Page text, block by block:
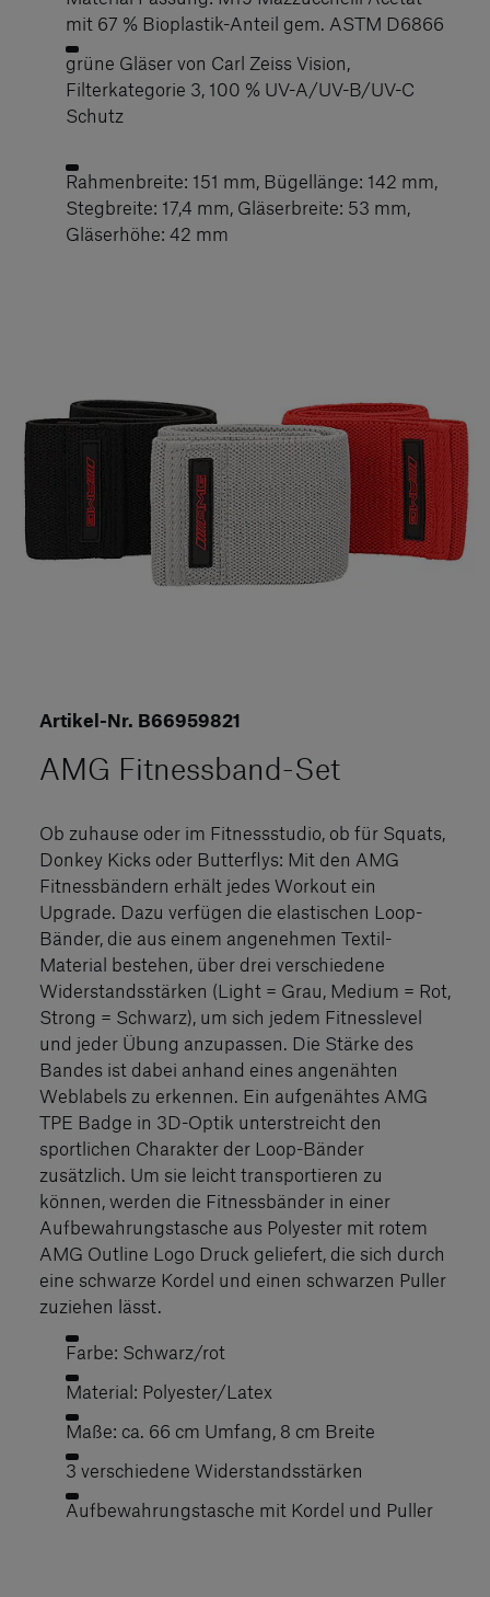
mit 67 % Bioplastik-Anteil gem. ASTM D6866
grüne Gläser von Carl Zeiss Vision,
Filterkategorie 3, 100 % UV-A/UV-B/UV-C
Schutz
Rahmenbreite: 151 mm, Bügellänge: 142 mm,
Stegbreite: 17,4 mm, Gläserbreite: 53 mm,
Gläserhöhe: 42 mm
Artikel-Nr. B66959821
AMG Fitnessband-Set
Ob zuhause oder im Fitnessstudio, ob für Squats,
Donkey Kicks oder Butterflys: Mit den AMG
Fitnessbändern erhält jedes Workout ein
Upgrade. Dazu verfügen die elastischen Loop-
Bänder, die aus einem angenehmen Textil-
Material bestehen, über drei verschiedene
Widerstandsstärken (Light = Grau, Medium = Rot,
Strong = Schwarz), um sich jedem Fitnesslevel
und jeder Übung anzupassen. Die Stärke des
Bandes ist dabei anhand eines angenähten
Weblabels zu erkennen. Ein aufgenähtes AMG
TPE Badge in 3D-Optik unterstreicht den
sportlichen Charakter der Loop-Bänder
zusätzlich. Um sie leicht transportieren zu
können, werden die Fitnessbänder in einer
Aufbewahrungstasche aus Polyester mit rotem
AMG Outline Logo Druck geliefert, die sich durch
eine schwarze Kordel und einen schwarzen Puller
zuziehen lässt.
Farbe: Schwarz/rot
Material: Polyester/Latex
Maße: ca. 66 cm Umfang, 8 cm Breite
3 verschiedene Widerstandsstärken
Aufbewahrungstasche mit Kordel und Puller